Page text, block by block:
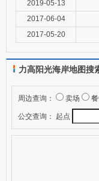
2019-05-13
2017-06-04
2017-05-20
力高阳光海岸地图搜
周边查询： 卖场
公交查询： 起点